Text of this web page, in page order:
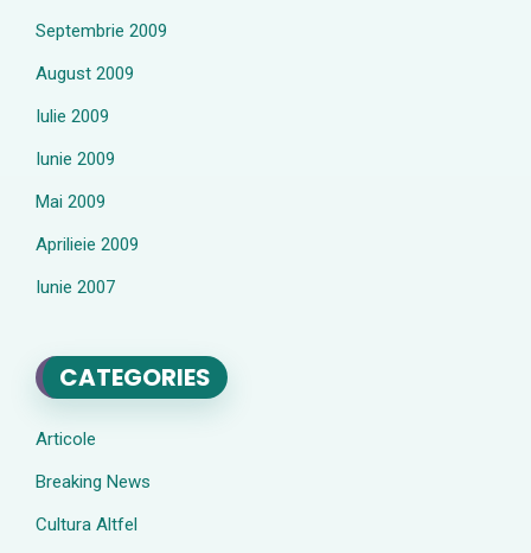
Septembrie 2009
August 2009
Iulie 2009
Iunie 2009
Mai 2009
Aprilieie 2009
Iunie 2007
CATEGORIES
Articole
Breaking News
Cultura Altfel